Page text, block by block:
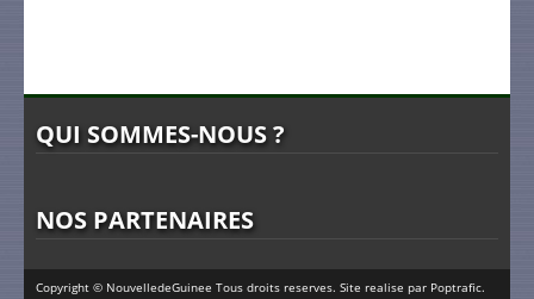
QUI SOMMES-NOUS ?
NOS PARTENAIRES
Copyright © NouvelledeGuinee Tous droits reserves. Site realise par Poptrafic.